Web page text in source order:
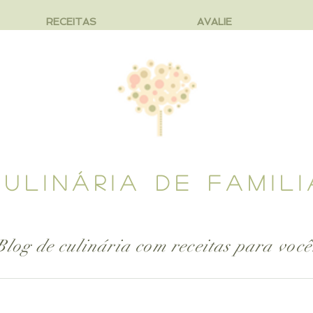
RECEITAS AVALIE
DE
de culinária com receitas para